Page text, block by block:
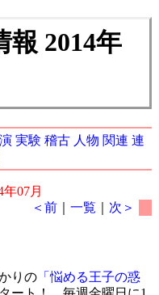
2014年
実験 稽古 人物 関連 連
年07月
＜前 ｜一覧 次＞
りの「悩める王子の惑